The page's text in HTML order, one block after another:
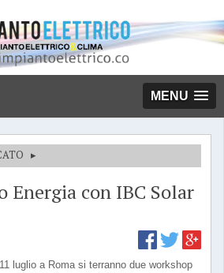
MENU
▸
Energia con IBC Solar
luglio a Roma si terranno due workshop